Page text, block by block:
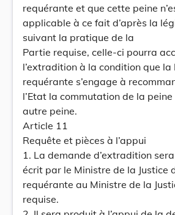
requérante et que cette peine
applicable à ce fait d’après la
suivant la pratique de la
Partie requise, celle-ci pourra
l’extradition à la condition que la
requérante s’engage à
l’Etat la commutation de la
autre peine.
Article 11
Requête et pièces à l’appui
1. La demande d’extradition
écrit par le Ministre de la Justice
requérante au Ministre de la
requise.